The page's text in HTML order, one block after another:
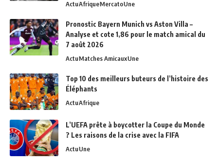
ActuAfriqueMercatoUne
Pronostic Bayern Munich vs Aston Villa –
Analyse et cote 1,86 pour le match amical du
7 août 2026
ActuMatches AmicauxUne
Top 10 des meilleurs buteurs de l’histoire des
Éléphants
ActuAfrique
L’UEFA prête à boycotter la Coupe du Monde
? Les raisons de la crise avec la FIFA
ActuUne